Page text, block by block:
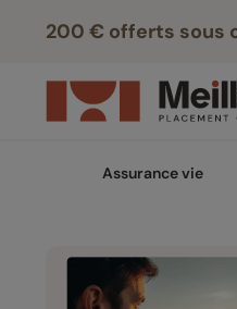
200 € offerts sous
Assurance vie